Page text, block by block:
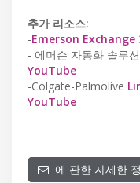
추가 리소스:
-Emerson Exchange
- 에머슨 자동화 솔루션
YouTube
-Colgate-Palmolive
YouTube
에 관한 자세한